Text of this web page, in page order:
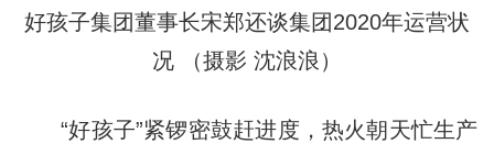
好孩子集团董事长宋郑还谈集团2020年运营状
况 （摄影 沈浪浪）
“好孩子”紧锣密鼓赶进度，热火朝天忙生产